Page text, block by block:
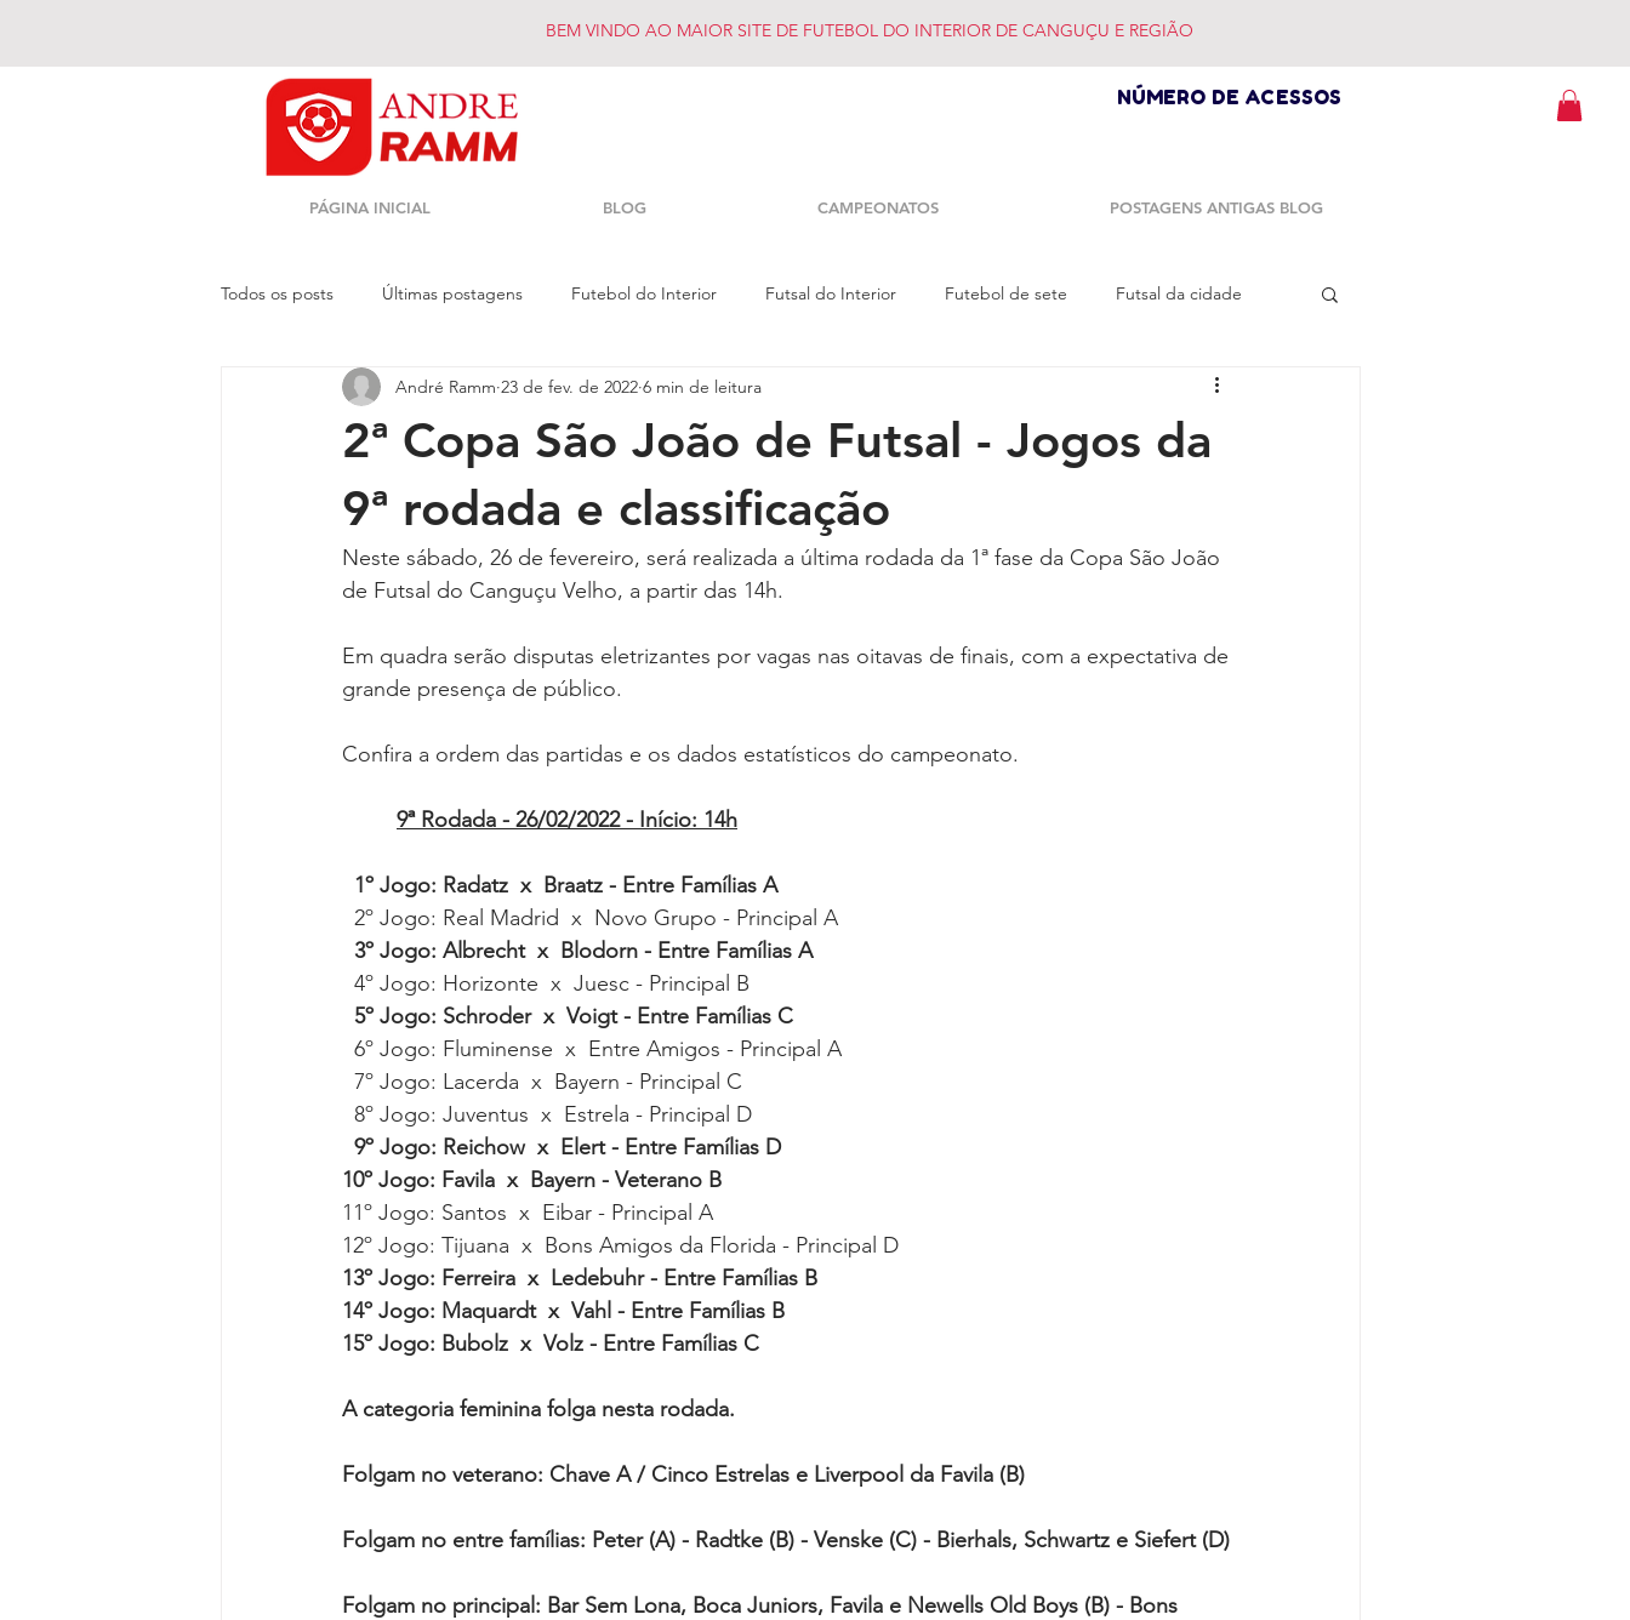
PÁGINA INICIAL BLOG CAMPEONATOS POSTAGENS ANTIGAS BLOG
BEM VINDO AO MAIOR SITE DE FUTEBOL DO INTERIOR DE CANGUÇU E REGIÃO
NÚMERO DE ACESSOS
Todos os posts Últimas postagens Futebol do Interior Futsal do Interior Futebol de sete Futsal da cidade
Novo Site
2ª Copa São João de Futsal - Jogos da
9ª rodada e classificação
André Ramm 23 de fev. de 2022 6 min de leitura
Neste sábado, 26 de fevereiro, será realizada a última rodada da 1ª fase da Copa São João
de Futsal do Canguçu Velho, a partir das 14h.
Em quadra serão disputas eletrizantes por vagas nas oitavas de finais, com a expectativa de
grande presença de público.
Confira a ordem das partidas e os dados estatísticos do campeonato.
9ª Rodada - 26/02/2022 - Início: 14h
1º Jogo: Radatz  x  Braatz - Entre Famílias A
  2º Jogo: Real Madrid  x  Novo Grupo - Principal A
  3º Jogo: Albrecht  x  Blodorn - Entre Famílias A
4º Jogo: Horizonte  x  Juesc - Principal B
5º Jogo: Schroder  x  Voigt - Entre Famílias C
  6º Jogo: Fluminense  x  Entre Amigos - Principal A
7º Jogo: Lacerda  x  Bayern - Principal C
  8º Jogo: Juventus  x  Estrela - Principal D
9º Jogo: Reichow  x  Elert - Entre Famílias D
10º Jogo: Favila  x  Bayern - Veterano B
11º Jogo: Santos  x  Eibar - Principal A
12º Jogo: Tijuana  x  Bons Amigos da Florida - Principal D
13º Jogo: Ferreira  x  Ledebuhr - Entre Famílias B
14º Jogo: Maquardt  x  Vahl - Entre Famílias B
15º Jogo: Bubolz  x  Volz - Entre Famílias C
A categoria feminina folga nesta rodada.
Folgam no veterano: Chave A / Cinco Estrelas e Liverpool da Favila (B)
Folgam no entre famílias: Peter (A) - Radtke (B) - Venske (C) - Bierhals, Schwartz e Siefert (D)
Folgam n️o principal: Bar Sem Lona, Boca Juniors, Favila e Newells Old Boys (B) - Bons